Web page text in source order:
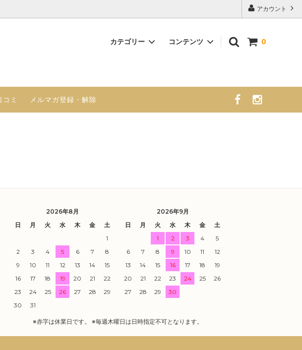
アカウント
0
カテゴリー コンテンツ
分・アレルギー表示
コミ メルマガ登録・解除
2026年8月
日
月 火 水 木 金
土
1
2
3 4 5 6 7
8
9
10 11 12 13 14
15
16
17 18 19 20 21
22
23
24 25 26 27 28
29
30
31
2026年9月
日
月 火 水 木 金
土
1
2 3 4
5
6
7 8 9 10 11
12
13
14 15 16 17 18
19
20
21 22 23 24 25
26
27
28 29 30
※赤字は休業日です。 ※毎週木曜日は日時指定不可となります。